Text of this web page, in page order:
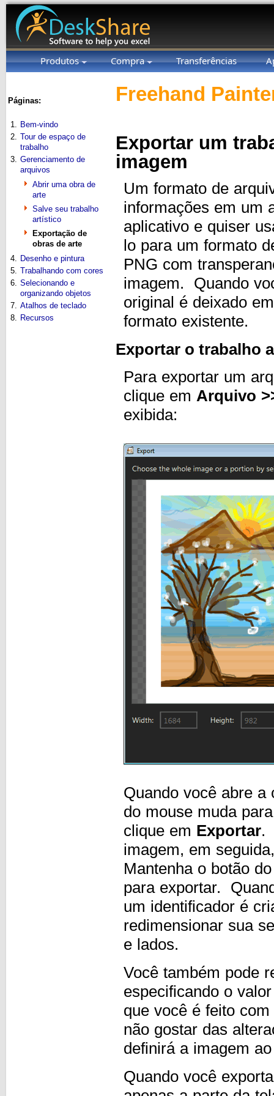
Produtos Compra Transferências
Páginas:
1. Bem-vindo
2. Tour de espaço de
trabalho
3. Gerenciamento de
arquivos
Abrir uma obra de
arte
Salve seu trabalho
artístico
Exportação de
obras de arte
4. Desenho e pintura
5. Trabalhando com cores
6. Selecionando e
organizando objetos
7. Atalhos de teclado
8. Recursos
Freehand
Exportar um
imagem
Um formato de
informações em um
aplicativo e quiser
lo para um formato
PNG com
imagem. Quando
original é deixado
formato existente.
Exportar o trabalho
Para exportar um
clique em Arquivo
exibida:
Quando você abre a
do mouse muda
clique em Exportar.
imagem, em
Mantenha o botão
para exportar.
um identificador é
redimensionar sua
e lados.
Você também pode
especificando o
que você é feito
não gostar das
definirá a imagem
Quando você